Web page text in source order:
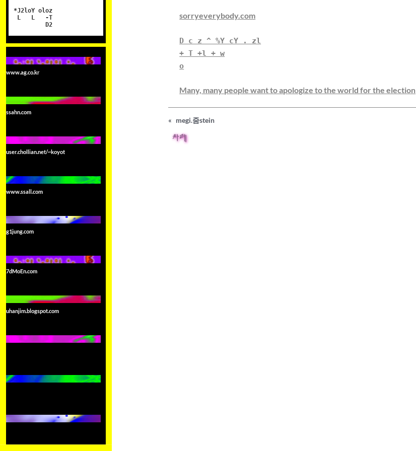
sorryeverybody.com
D c z ^ %Y cY . zl
+ T +l + w
o
Many, many people want to apologize to the world for the election
« megi.줌stein
차례
*J2loY oloz
L L -T
D2
www.ag.co.kr
ssahn.com
user.chollian.net/~koyot
www.ssall.com
g1jung.com
7dMoEn.com
uhanjim.blogspot.com